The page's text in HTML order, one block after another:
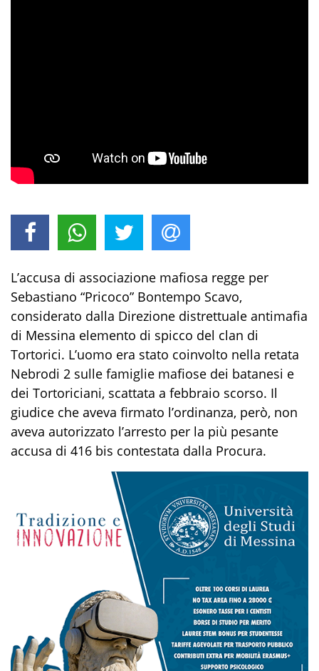
L’accusa di associazione mafiosa regge per
Sebastiano “Pricoco” Bontempo Scavo,
considerato dalla Direzione distrettuale antimafia
di Messina elemento di spicco del clan di
Tortorici. L’uomo era stato coinvolto nella retata
Nebrodi 2 sulle famiglie mafiose dei batanesi e
dei Tortoriciani, scattata a febbraio scorso. Il
giudice che aveva firmato l’ordinanza, però, non
aveva autorizzato l’arresto per la più pesante
accusa di 416 bis contestata dalla Procura.